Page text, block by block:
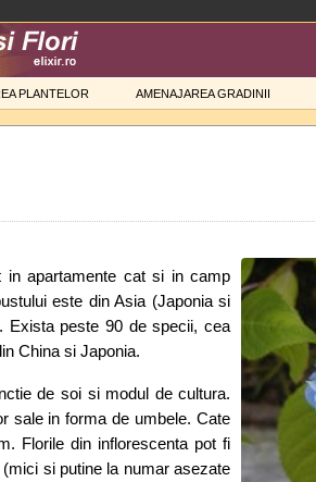
PLANTELOR AMENAJAREA GRADINII
in apartamente cat si in camp
este din Asia (Japonia si
Exista peste 90 de specii, cea
China si Japonia.
de soi si modul de cultura.
sale in forma de umbele. Cate
Florile din inflorescenta pot fi
si putine la numar asezate